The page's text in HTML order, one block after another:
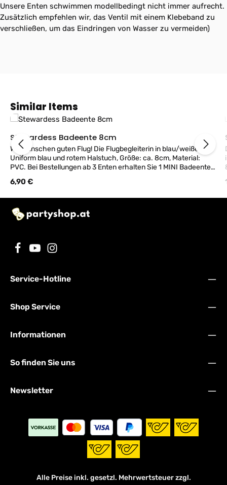
Unsere Enten schwimmen modellbedingt nicht immer aufrecht.
Zusätzlich empfehlen wir, das Ventil mit einem Klebeband zu
verschließen, um das Eindringen von Wasser zu vermeiden)
Produktgalerie überspringen
Similar Items
Stewardess Badeente 8cm
Wir wünschen guten Flug! Die Flugbegleiterin in blau/weißer
Uniform blau und rotem Halstuch, Größe: ca. 8cm, Material:
PVC. Bei Bestellungen ab 3 Enten erhalten Sie 1 MINI Badeente
modellbedingt nicht immer aufrecht. Zusätzlich empfehlen wir,
Regulärer Preis:
6,90 €
Service-Hotline
Shop Service
Informationen
So finden Sie uns
Newsletter
Alle Preise inkl. gesetzl. Mehrwertsteuer zzgl.